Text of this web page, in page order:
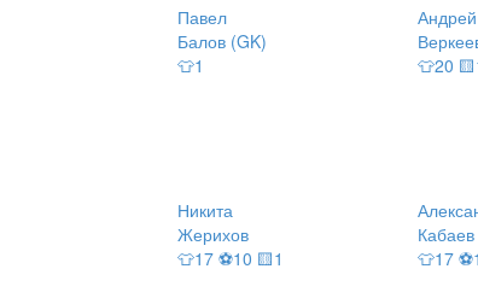
Павел
Балов (GK)
👕1
Андрей
👕20
Никита
Жерихов
👕17 ⚽10 🟨1
Кабаев
👕17